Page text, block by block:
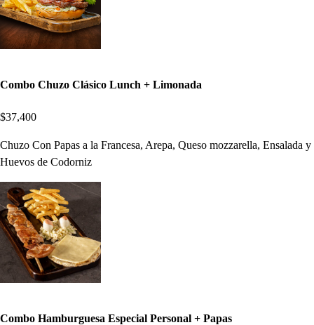
Combo Chuzo Clásico Lunch + Limonada
$37,400
Chuzo Con Papas a la Francesa, Arepa, Queso mozzarella, Ensalada y
Huevos de Codorniz
Combo Hamburguesa Especial Personal + Papas